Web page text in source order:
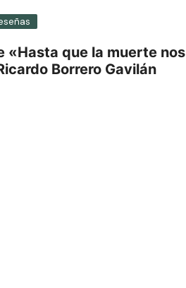
«Hasta que la muerte nos
Borrero Gavilán